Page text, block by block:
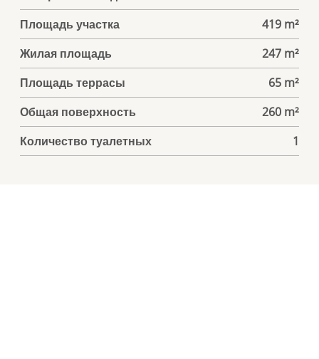
Площадь участка
419 m²
Жилая площадь
247 m²
Площадь террасы
65 m²
Общая поверхность
260 m²
Количество туалетных
1